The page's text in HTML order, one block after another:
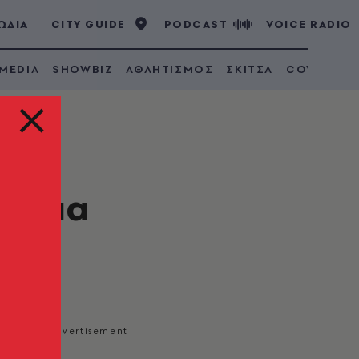
CITY GUIDE PODCAST VOICE RADIO
SHOWBIZ ΑΘΛΗΤΙΣΜΟΣ ΣΚΙΤΣΑ COVID 19
για